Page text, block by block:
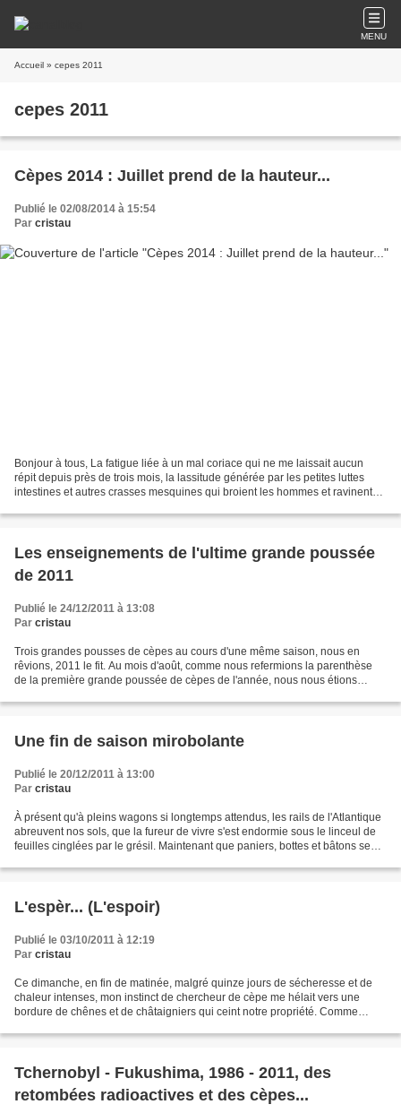
MENU
Accueil » cepes 2011
cepes 2011
Cèpes 2014 : Juillet prend de la hauteur...
Publié le 02/08/2014 à 15:54
Par cristau
Bonjour à tous, La fatigue liée à un mal coriace qui ne me laissait aucun
répit depuis près de trois mois, la lassitude générée par les petites luttes
intestines et autres crasses mesquines qui broient les hommes et ravinent
Les enseignements de l'ultime grande poussée
de 2011
Publié le 24/12/2011 à 13:08
Par cristau
Trois grandes pousses de cèpes au cours d'une même saison, nous en
rêvions, 2011 le fit. Au mois d'août, comme nous refermions la parenthèse
de la première grande poussée de cèpes de l'année, nous nous étions
Une fin de saison mirobolante
Publié le 20/12/2011 à 13:00
Par cristau
À présent qu'à pleins wagons si longtemps attendus, les rails de l'Atlantique
abreuvent nos sols, que la fureur de vivre s'est endormie sous le linceul de
feuilles cinglées par le grésil. Maintenant que paniers, bottes et bâtons se
L'espèr... (L'espoir)
Publié le 03/10/2011 à 12:19
Par cristau
Ce dimanche, en fin de matinée, malgré quinze jours de sécheresse et de
chaleur intenses, mon instinct de chercheur de cèpe me hélait vers une
bordure de chênes et de châtaigniers qui ceint notre propriété. Comme
Tchernobyl - Fukushima, 1986 - 2011, des
retombées radioactives et des cèpes...